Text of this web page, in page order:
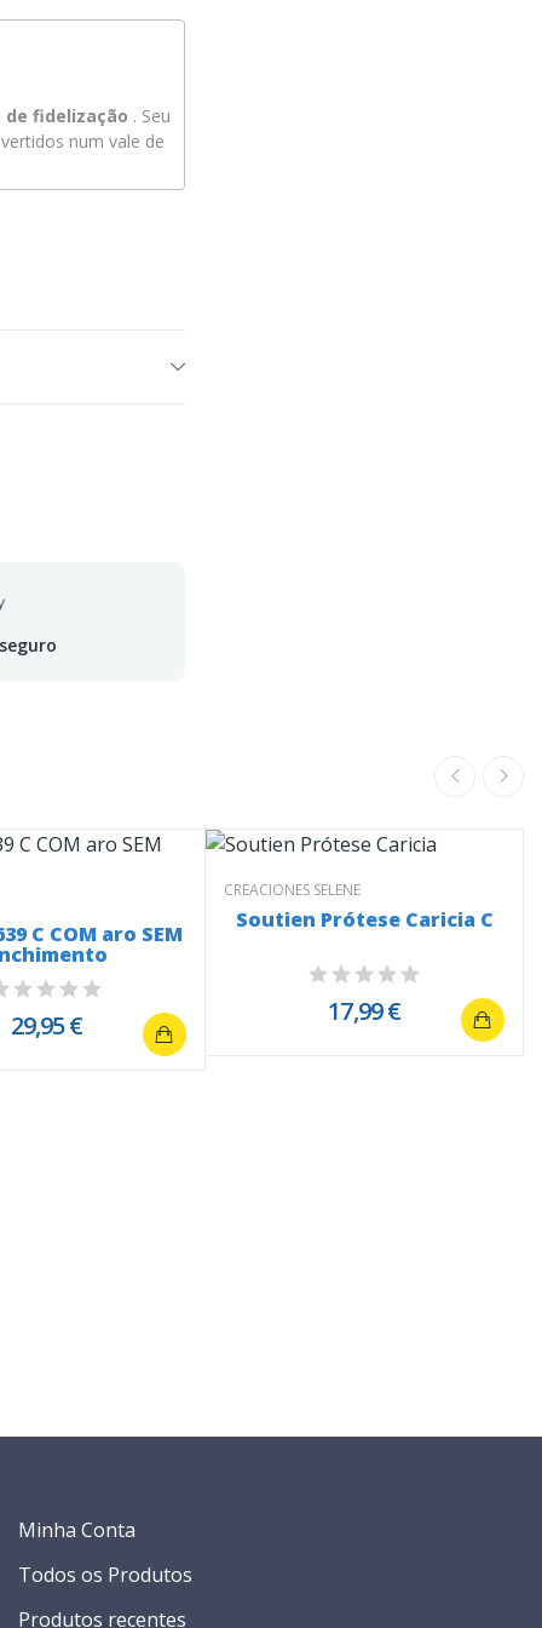
fidelização . Seu
num vale de
C COM aro SEM
29,95 €
CREACIONES SELENE
Soutien Prótese Caricia C
17,99 €
Minha Conta
Todos os Produtos
Produtos recentes